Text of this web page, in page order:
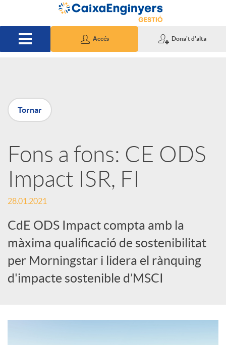
Salta al contingut principal
Accés Dona't d'alta
P
u
b
l
i
c
a
d
Tornar
Fons a fons: CE ODS
Impact ISR, FI
28.01.2021
CdE ODS Impact compta amb la
màxima qualificació de sostenibilitat
per Morningstar i lidera el rànquing
d'impacte sostenible d’MSCI